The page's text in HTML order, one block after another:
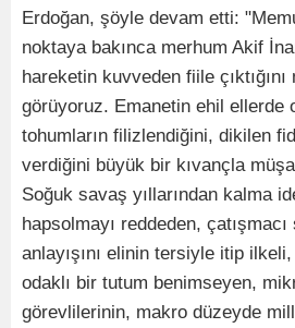
Erdoğan, şöyle devam etti:
noktaya bakınca merhum Akif
hareketin kuvveden fiile
görüyoruz. Emanetin ehil ellerde
tohumların filizlendiğini, dikilen
verdiğini büyük bir kıvançla
Soğuk savaş yıllarından kalma
hapsolmayı reddeden, çatışmacı
anlayışını elinin tersiyle itip
odaklı bir tutum benimseyen,
görevlilerinin, makro düzeyde